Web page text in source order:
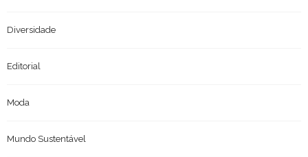
Diversidade
Editorial
Moda
Mundo Sustentável